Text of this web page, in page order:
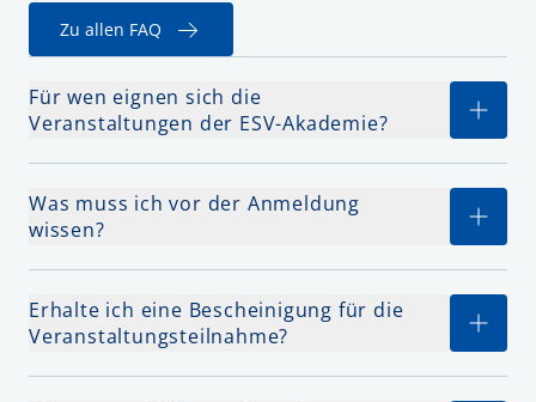
Zu allen FAQ
Für wen eignen sich die
Veranstaltungen der ESV-Akademie?
Was muss ich vor der Anmeldung
wissen?
Erhalte ich eine Bescheinigung für die
Veranstaltungsteilnahme?